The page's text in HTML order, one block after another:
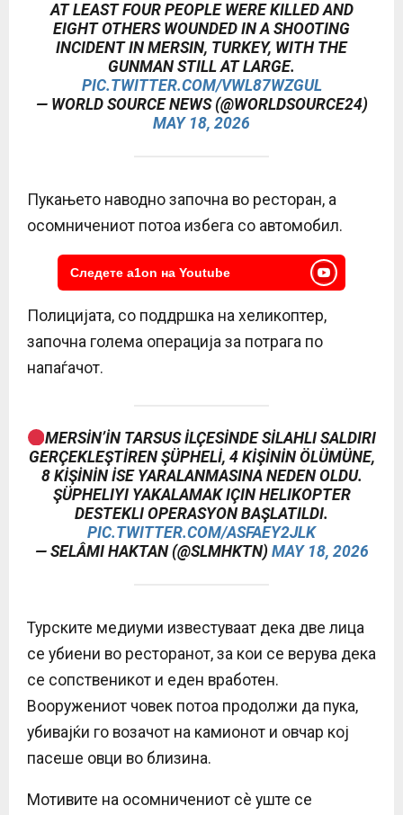
AT LEAST FOUR PEOPLE WERE KILLED AND
EIGHT OTHERS WOUNDED IN A SHOOTING
INCIDENT IN MERSIN, TURKEY, WITH THE
GUNMAN STILL AT LARGE.
PIC.TWITTER.COM/VWL87WZGUL
— WORLD SOURCE NEWS (@WORLDSOURCE24)
MAY 18, 2026
Пукањето наводно започна во ресторан, а
осомничениот потоа избега со автомобил.
Следете a1on на Youtube
Полицијата, со поддршка на хеликоптер,
започна голема операција за потрага по
напаѓачот.
MERSIN’IN TARSUS ILÇESINDE SILAHLI SALDIRI
GERÇEKLEŞTIREN ŞÜPHELI, 4 KIŞININ ÖLÜMÜNE,
8 KIŞININ ISE YARALANMASINA NEDEN OLDU.
ŞÜPHELIYI YAKALAMAK IÇIN HELIKOPTER
DESTEKLI OPERASYON BAŞLATILDI.
PIC.TWITTER.COM/ASFAEY2JLK
— SELÂMI HAKTAN (@SLMHKTN) MAY 18, 2026
Турските медиуми известуваат дека две лица
се убиени во ресторанот, за кои се верува дека
се сопственикот и еден вработен.
Вооружениот човек потоа продолжи да пука,
убивајќи го возачот на камионот и овчар кој
пасеше овци во близина.
Мотивите на осомничениот сè уште се